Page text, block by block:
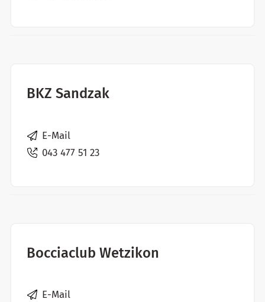
BKZ Sandzak
E-Mail
043 477 51 23
Bocciaclub Wetzikon
E-Mail